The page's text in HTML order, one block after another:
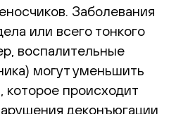
Заболевания
или всего тонкого
воспалительные
могут уменьшить
происходит
деконъюгации